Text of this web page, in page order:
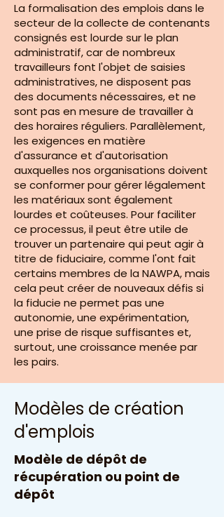
La formalisation des emplois dans le
secteur de la collecte de contenants
consignés est lourde sur le plan
administratif, car de nombreux
travailleurs font l'objet de saisies
administratives, ne disposent pas
des documents nécessaires, et ne
sont pas en mesure de travailler à
des horaires réguliers. Parallèlement,
les exigences en matière
d'assurance et d'autorisation
auxquelles nos organisations doivent
se conformer pour gérer légalement
les matériaux sont également
lourdes et coûteuses. Pour faciliter
ce processus, il peut être utile de
trouver un partenaire qui peut agir à
titre de fiduciaire, comme l'ont fait
certains membres de la NAWPA, mais
cela peut créer de nouveaux défis si
la fiducie ne permet pas une
autonomie, une expérimentation,
une prise de risque suffisantes et,
surtout, une croissance menée par
les pairs.
Modèles de création
d'emplois
Modèle de dépôt de
récupération ou point de
dépôt